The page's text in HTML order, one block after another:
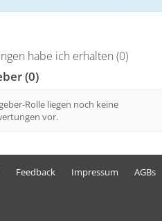
habe ich erhalten (0)
(0)
Rolle liegen noch keine
vor.
Feedback Impressum AGBs